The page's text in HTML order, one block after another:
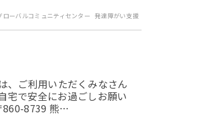
ローバルコミュニティセンター 発達障がい支援
、ご利用いただくみなさん
宅で安全にお過ごしお願い
860-8739 熊…